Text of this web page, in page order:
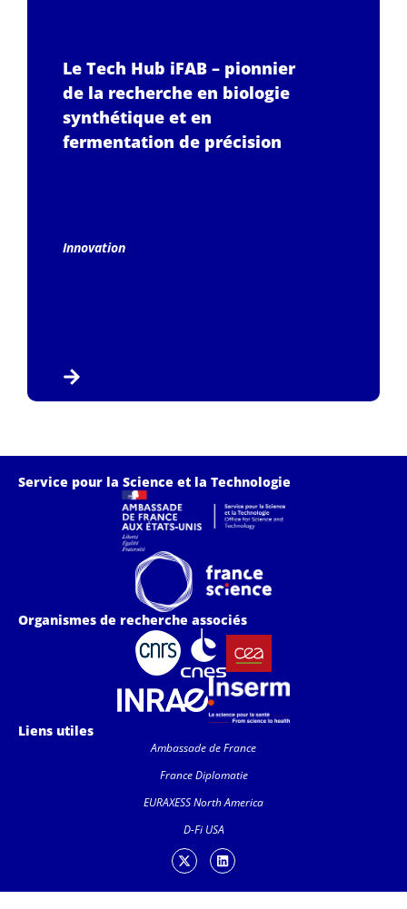
Le Tech Hub iFAB – pionnier
de la recherche en biologie
synthétique et en
fermentation de précision
Innovation
Service pour la Science et la Technologie
Organismes de recherche associés
Liens utiles
Ambassade de France
France Diplomatie
EURAXESS North America
D-Fi USA